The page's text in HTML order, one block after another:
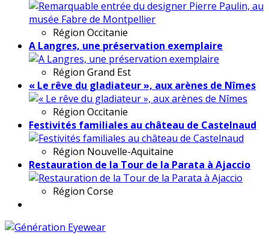
Région Occitanie
A Langres, une préservation exemplaire
Région Grand Est
« Le rêve du gladiateur », aux arènes de Nîmes
Région Occitanie
Festivités familiales au château de Castelnaud
Région Nouvelle-Aquitaine
Restauration de la Tour de la Parata à Ajaccio
Région Corse